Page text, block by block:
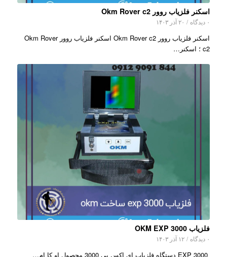
اسکنر فلزیاب روور Okm Rover c2
۰ دیدگاه / ۲۰ آذر ۱۴۰۳
اسکنر فلزیاب روور Okm Rover c2 اسکنر فلزیاب روور Okm Rover
c2 ؛ اسکنر…
فلزیاب OKM EXP 3000
۰ دیدگاه / ۱۲ آذر ۱۴۰۳